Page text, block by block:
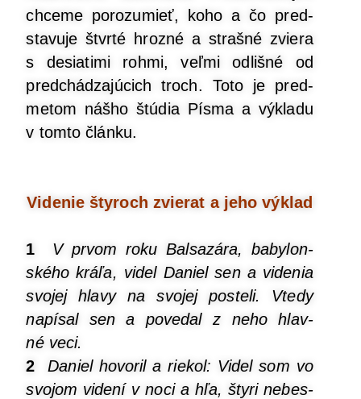
chce­me poro­zu­mieť, koho a čo pred­
sta­vu­je štvr­té hroz­né a straš­né zvie­ra
s desia­ti­mi roh­mi, veľ­mi odliš­né od
pred­chá­dza­jú­cich troch. Toto je pred­
me­tom náš­ho štú­dia Pís­ma a výkla­du
v tom­to článku.
Vide­nie šty­roch zvie­rat a jeho výklad
1 V prvom roku Bal­sa­zá­ra, baby­lon­
ské­ho krá­ľa, videl Daniel sen a vide­nia
svo­jej hla­vy na svo­jej poste­li. Vte­dy
napí­sal sen a pove­dal z neho hlav­
né veci.
2
Daniel hovo­ril a rie­kol: Videl som vo
svo­jom vide­ní v noci a hľa, šty­ri nebes­